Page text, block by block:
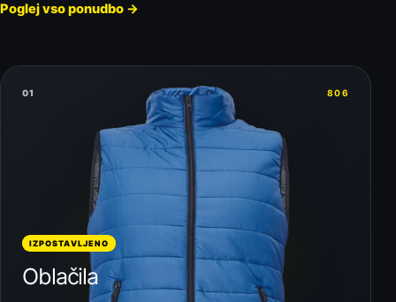
Poglej vso ponudbo →
01 806
IZPOSTAVLJENO
Oblačila